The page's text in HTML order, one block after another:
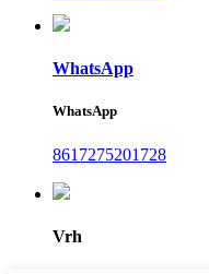
WhatsApp
WhatsApp
8617275201728
Vrh